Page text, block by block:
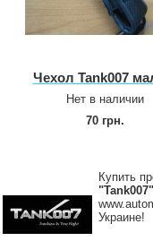
Купить
"Tank007"
Украине!
Чехол Tank007
Нет в наличии
70 грн.